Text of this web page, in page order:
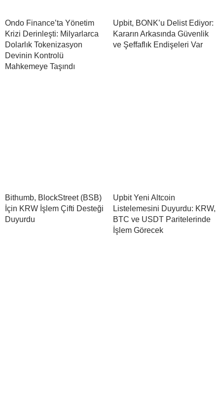
Ondo Finance’ta Yönetim
Krizi Derinleşti: Milyarlarca
Dolarlık Tokenizasyon
Devinin Kontrolü
Mahkemeye Taşındı
Upbit, BONK’u Delist Ediyor:
Kararın Arkasında Güvenlik
ve Şeffaflık Endişeleri Var
Bithumb, BlockStreet (BSB)
İçin KRW İşlem Çifti Desteği
Duyurdu
Upbit Yeni Altcoin
Listelemesini Duyurdu: KRW,
BTC ve USDT Paritelerinde
İşlem Görecek